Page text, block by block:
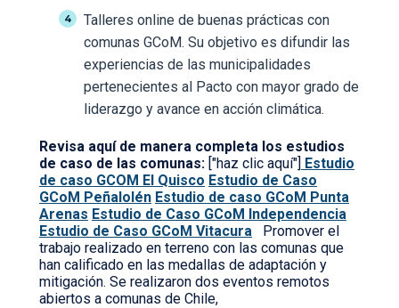
Talleres online de buenas prácticas con
comunas GCoM. Su objetivo es difundir las
experiencias de las municipalidades
pertenecientes al Pacto con mayor grado de
liderazgo y avance en acción climática.
Revisa aquí de manera completa los estudios
de caso de las comunas: ["haz clic aquí"] Estudio
de caso GCOM El Quisco Estudio de Caso
GCoM Peñalolén Estudio de caso GCoM Punta
Arenas Estudio de Caso GCoM Independencia
Estudio de Caso GCoM Vitacura Promover el
trabajo realizado en terreno con las comunas que
han calificado en las medallas de adaptación y
mitigación. Se realizaron dos eventos remotos
abiertos a comunas de Chile,